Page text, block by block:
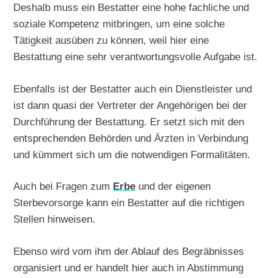
Deshalb muss ein Bestatter eine hohe fachliche und
soziale Kompetenz mitbringen, um eine solche
Tätigkeit ausüben zu können, weil hier eine
Bestattung eine sehr verantwortungsvolle Aufgabe ist.
Ebenfalls ist der Bestatter auch ein Dienstleister und
ist dann quasi der Vertreter der Angehörigen bei der
Durchführung der Bestattung. Er setzt sich mit den
entsprechenden Behörden und Ärzten in Verbindung
und kümmert sich um die notwendigen Formalitäten.
Auch bei Fragen zum Erbe und der eigenen
Sterbevorsorge kann ein Bestatter auf die richtigen
Stellen hinweisen.
Ebenso wird vom ihm der Ablauf des Begräbnisses
organisiert und er handelt hier auch in Abstimmung